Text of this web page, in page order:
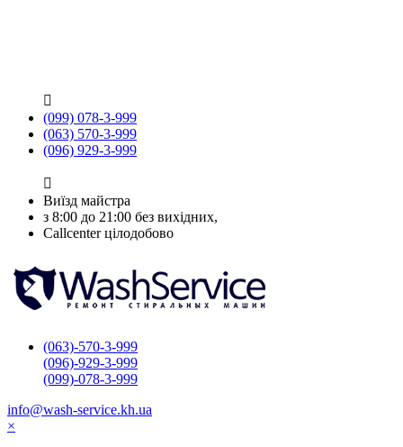

(099) 078-3-999
(063) 570-3-999
(096) 929-3-999

Виїзд майстра
з 8:00 до 21:00 без вихідних,
Callcenter цілодобово
(063)-570-3-999
(096)-929-3-999
(099)-078-3-999
info@wash-service.kh.ua
×